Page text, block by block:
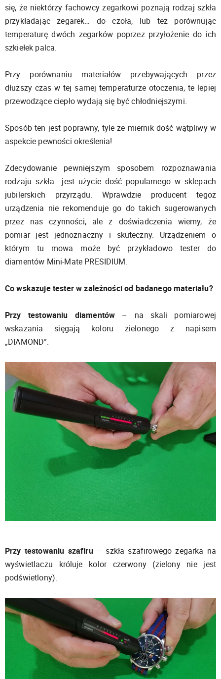
się, że niektórzy fachowcy zegarkowi poznają rodzaj szkła
przykładając zegarek… do czoła, lub też porównując
temperaturę dwóch zegarków poprzez przyłożenie do ich
szkiełek palca.
Przy porównaniu materiałów przebywających przez
dłuższy czas w tej samej temperaturze otoczenia, te lepiej
przewodzące ciepło wydają się być chłodniejszymi.
Sposób ten jest poprawny, tyle że miernik dość wątpliwy w
aspekcie pewności określenia!
Zdecydowanie pewniejszym sposobem rozpoznawania
rodzaju szkła jest użycie dość popularnego w sklepach
jubilerskich przyrządu. Wprawdzie producent tegoż
urządzenia nie rekomenduje go do takich sugerowanych
przez nas czynności, ale z doświadczenia wiemy, że
pomiar jest jednoznaczny i skuteczny. Urządzeniem o
którym tu mowa może być przykładowo tester do
diamentów Mini-Mate PRESIDIUM.
Co wskazuje tester w zależności od badanego materiału?
Przy testowaniu diamentów – na skali pomiarowej
wskazania sięgają koloru zielonego z napisem
„DIAMOND”.
Przy testowaniu szafiru– szkła szafirowego zegarka na
wyświetlaczu króluje kolor czerwony (zielony nie jest
podświetlony).